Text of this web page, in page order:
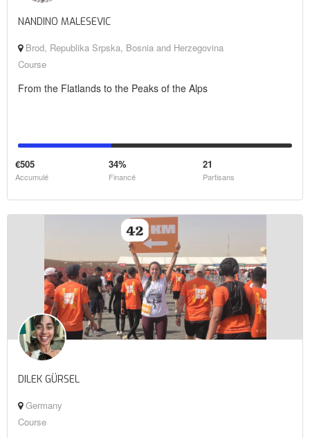
NANDINO MALESEVIC
Brod, Republika Srpska, Bosnia and Herzegovina
Course
From the Flatlands to the Peaks of the Alps
€505
Accumulé
34%
Financé
21
Partisans
DILEK GÜRSEL
Germany
Course